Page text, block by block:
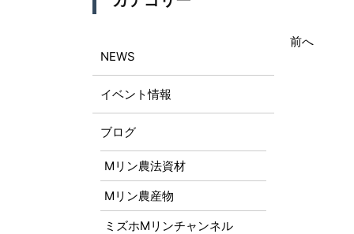
前へ
NEWS
イベント情報
ブログ
Mリン農法資材
Mリン農産物
ミズホMリンチャンネル